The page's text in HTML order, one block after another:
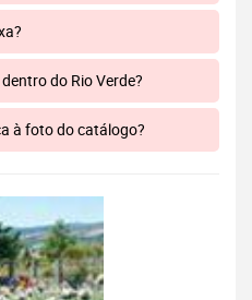
do Rio Verde?
à foto do catálogo?